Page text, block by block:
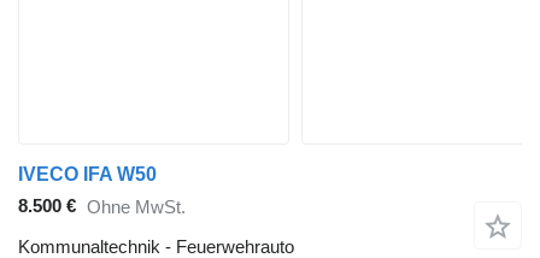
IVECO IFA W50
8.500 € Ohne MwSt.
Kommunaltechnik - Feuerwehrauto